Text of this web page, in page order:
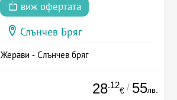
виж офертата
Слънчев Бряг
Жерави - Слънчев бряг
28.12
€ / 55лв.